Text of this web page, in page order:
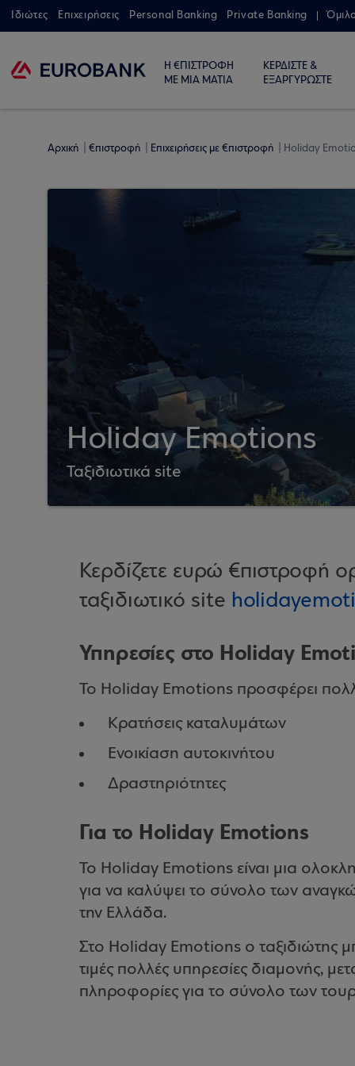
Ιδιώτες Επιχειρήσεις Personal Banking Private Banking
Η €ΠΙΣΤΡΟΦΗ
ΜΕ ΜΙΑ ΜΑΤΙΑ
ΚΕΡΔΙΣΤΕ &
ΕΞΑΡΓΥΡΩΣΤΕ
Αρχική €πιστροφή Επιχειρήσεις με €πιστροφή Holiday
Ταξιδιωτικά site
Holiday Emotions
Κερδίζετε ευρώ €πιστροφή
ταξιδιωτικό site
Υπηρεσίες στο Holiday
To Holiday Emotions προσφέρει
Κρατήσεις καταλυμάτων
Ενοικίαση αυτοκινήτου
Δραστηριότητες
Για το Holiday Emotions
Το Holiday Emotions είναι μια
για να καλύψει το σύνολο των
την Ελλάδα.
Στο Holiday Emotions o ταξιδιώτης
τιμές πολλές υπηρεσίες διαμονής,
πληροφορίες για το σύνολο των